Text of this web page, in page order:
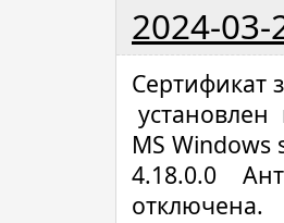
2024-03-
Сертификат
MS Windows
4.18.0.0
отключена.